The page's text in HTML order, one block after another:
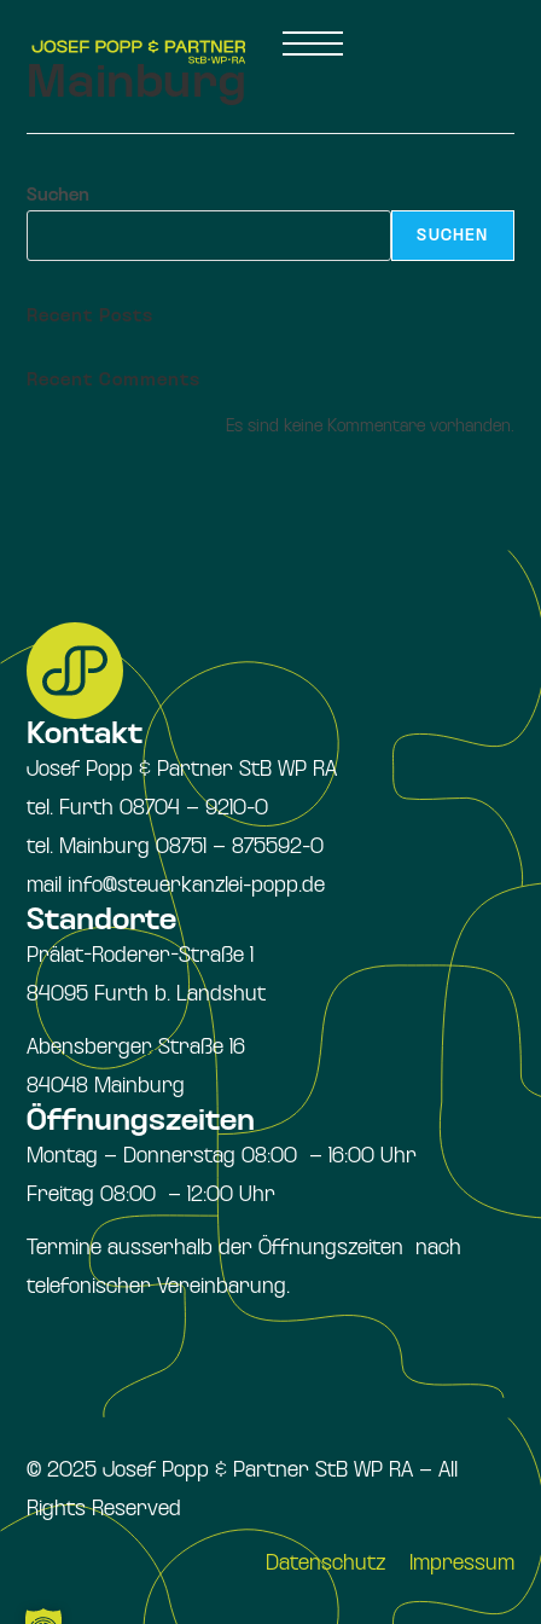
Mainburg
Suchen
SUCHEN
Recent Posts
Recent Comments
Es sind keine Kommentare vorhanden.
Kontakt
Josef Popp & Partner StB WP RA
tel. Furth 08704 – 9210-0
tel. Mainburg 08751 – 875592-0
mail info@steuerkanzlei-popp.de
Standorte
Prälat-Roderer-Straße 1
84095 Furth b. Landshut
Abensberger Straße 16
84048 Mainburg
Öffnungszeiten
Montag – Donnerstag 08:00 – 16:00 Uhr
Freitag 08:00 – 12:00 Uhr
Termine ausserhalb der Öffnungszeiten nach
telefonischer Vereinbarung.
© 2025 Josef Popp & Partner StB WP RA – All
Rights Reserved
Datenschutz Impressum